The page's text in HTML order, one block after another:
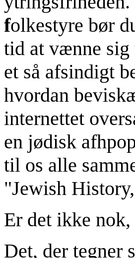
folkestyre bør
tid at vænne sig
et så afsindigt
hvordan
internettet
en jødisk
til os alle
"Jewish
Er det ikke
Det, der tegner